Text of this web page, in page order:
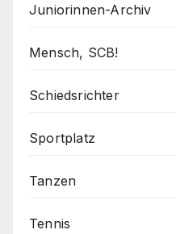
Juniorinnen-Archiv
Mensch, SCB!
Schiedsrichter
Sportplatz
Tanzen
Tennis